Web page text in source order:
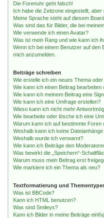
Die Forenuhr geht falsch!
Ich habe die Zeitzone eingestellt,
Meine Sprache steht auf diesem
Was sind das für Bilder, die bei
Wie verwende ich einen Avatar?
Was ist mein Rang und wie kann ich
Wenn ich bei einem Benutzer auf den
mich anzumelden.
Beiträge schreiben
Wie erstelle ich ein neues Thema
Wie kann ich einen Beitrag bearbeiten
Wie kann ich meinem Beitrag eine
Wie kann ich eine Umfrage erstellen?
Wieso kann ich nicht mehr
Wie bearbeite oder lösche ich eine
Warum kann ich auf bestimmte Foren
Weshalb kann ich keine
Weshalb wurde ich verwarnt?
Wie kann ich Beiträge den
Was bewirkt die „Speichern“-
Warum muss mein Beitrag erst
Wie markiere ich ein Thema als neu?
Textformatierung und
Was ist BBCode?
Kann ich HTML benutzen?
Was sind Smileys?
Kann ich Bilder in meine Beiträge